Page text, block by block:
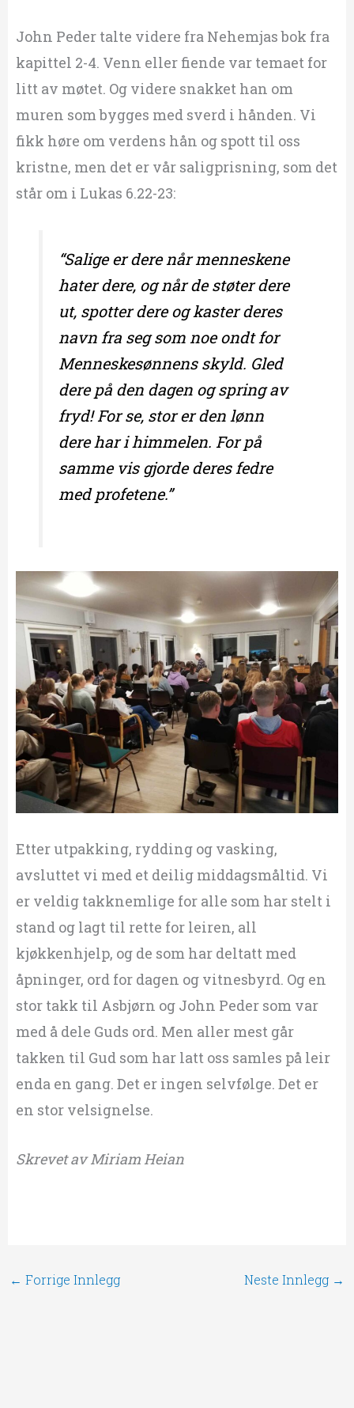
John Peder talte videre fra Nehemjas bok fra
kapittel 2-4. Venn eller fiende var temaet for
litt av møtet. Og videre snakket han om
muren som bygges med sverd i hånden. Vi
fikk høre om verdens hån og spott til oss
kristne, men det er vår saligprisning, som det
står om i Lukas 6.22-23:
“Salige er dere når menneskene
hater dere, og når de støter dere
ut, spotter dere og kaster deres
navn fra seg som noe ondt for
Menneskesønnens skyld. Gled
dere på den dagen og spring av
fryd! For se, stor er den lønn
dere har i himmelen. For på
samme vis gjorde deres fedre
med profetene.”
Etter utpakking, rydding og vasking,
avsluttet vi med et deilig middagsmåltid. Vi
er veldig takknemlige for alle som har stelt i
stand og lagt til rette for leiren, all
kjøkkenhjelp, og de som har deltatt med
åpninger, ord for dagen og vitnesbyrd. Og en
stor takk til Asbjørn og John Peder som var
med å dele Guds ord. Men aller mest går
takken til Gud som har latt oss samles på leir
enda en gang. Det er ingen selvfølge. Det er
en stor velsignelse.
Skrevet av Miriam Heian
← Forrige Innlegg Neste Innlegg →